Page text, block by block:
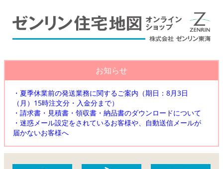
お知らせ
・夏季休業前の発送業務に関するご案内（期日：8月3日
（月）15時注文分・入金分まで）
・請求書・見積書・領収書・納品書のダウンロードについて
・迷惑メール設定をされているお客様や、自動送信メールが
届かないお客様へ